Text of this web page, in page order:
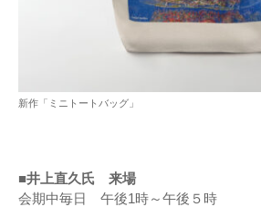
新作「ミニトートバッグ」
■井上直久氏 来場
会期中毎日 午後1時～午後５時